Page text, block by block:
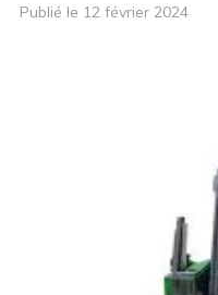
Publié le 12 février 2024